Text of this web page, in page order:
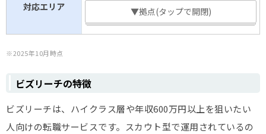
対応エリア
▼拠点(タップで開閉)
※2025年10月時点
ビズリーチの特徴
ビズリーチは、ハイクラス層や年収600万円以上を狙いたい
人向けの転職サービスです。スカウト型で運用されているの